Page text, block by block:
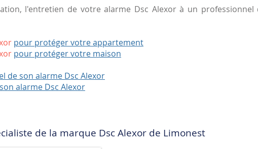
l'entretien de votre alarme Dsc Alexor à un professionnel
pour protéger votre appartement
pour protéger votre maison
de son alarme Dsc Alexor
alarme Dsc Alexor
de la marque Dsc Alexor de Limonest